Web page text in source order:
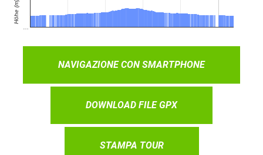
NAVIGAZIONE CON SMARTPHONE
DOWNLOAD FILE GPX
STAMPA TOUR